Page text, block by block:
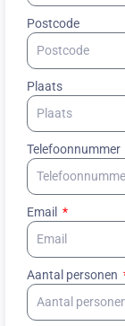
Postcode
Plaats
Telefoonnummer
Email
Aantal personen